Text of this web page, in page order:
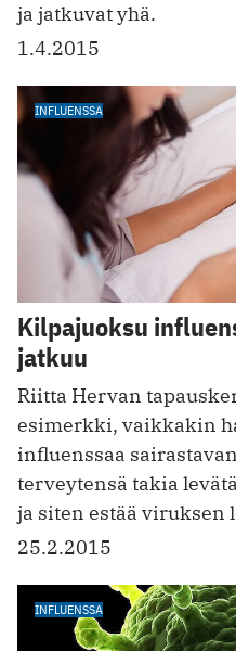
ja jatkuvat yhä.
1.4.2015
INFLUENSSA
Kilpajuoksu
jatkuu
Riitta Hervan
esimerkki, vaikkakin
influenssaa
terveytensä takia
ja siten estää viruksen
25.2.2015
INFLUENSSA